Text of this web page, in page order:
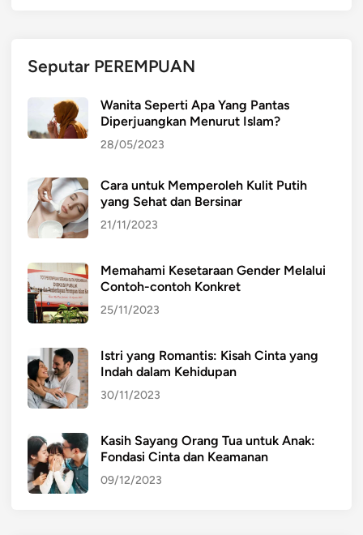
Seputar PEREMPUAN
Wanita Seperti Apa Yang Pantas
Diperjuangkan Menurut Islam?
28/05/2023
Cara untuk Memperoleh Kulit Putih
yang Sehat dan Bersinar
21/11/2023
Memahami Kesetaraan Gender Melalui
Contoh-contoh Konkret
25/11/2023
Istri yang Romantis: Kisah Cinta yang
Indah dalam Kehidupan
30/11/2023
Kasih Sayang Orang Tua untuk Anak:
Fondasi Cinta dan Keamanan
09/12/2023